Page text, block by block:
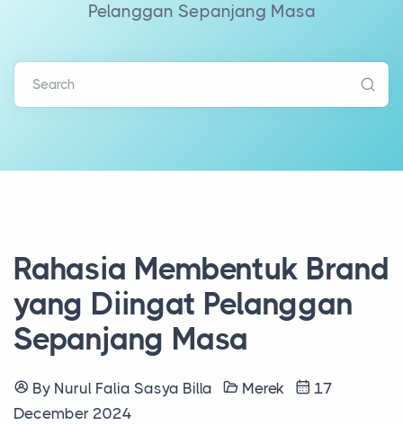
Pelanggan Sepanjang Masa
Search
Rahasia Membentuk Brand
yang Diingat Pelanggan
Sepanjang Masa
By Nurul Falia Sasya Billa Merek
17
December 2024